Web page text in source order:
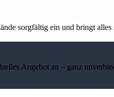
sorgfältig ein und bringt
Angebot an – ganz